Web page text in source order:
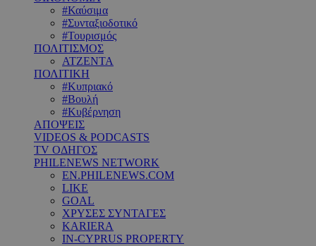
#Καύσιμα
#Συνταξιοδοτικό
#Τουρισμός
ΠΟΛΙΤΙΣΜΟΣ
ΑΤΖΕΝΤΑ
ΠΟΛΙΤΙΚΗ
#Κυπριακό
#Βουλή
#Κυβέρνηση
ΑΠΟΨΕΙΣ
VIDEOS & PODCASTS
TV ΟΔΗΓΟΣ
PHILENEWS NETWORK
EN.PHILENEWS.COM
LIKE
GOAL
ΧΡΥΣΕΣ ΣΥΝΤΑΓΕΣ
KARIERA
IN-CYPRUS PROPERTY